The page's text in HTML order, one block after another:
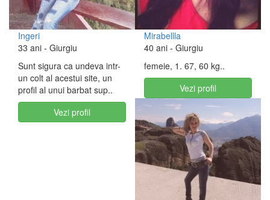
Ingeri
33 ani - Giurgiu
Sunt sigura ca undeva intr-
un colt al acestui site, un
profil al unui barbat sup..
Vezi profil
Mirabellla
40 ani - Giurgiu
femeie, 1. 67, 60 kg..
Vezi profil